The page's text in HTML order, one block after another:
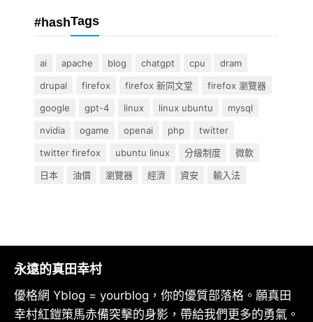
#hashTags
ai apache blog chatgpt cpu
dram
drupal
firefox firefox 新同文堂
firefox 瀏覽器
google
gpt-4 linux linux ubuntu
mysql
nvidia
ogame openai php
twitter
twitter firefox
ubuntu linux 分級制度
微軟
日本
油價 瀏覽器 經濟 資安 輸入法
永遠的真田幸村
優格網 Yblog = yourblog，你的優質部落格。願真田
幸村紅鎧策馬赤備突擊的身影，帶給我們更多的勇氣。